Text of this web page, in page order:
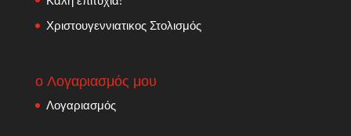
Χριστουγεννιατικος Στολισμός
ο Λογαριασμός μου
Λογαριασμός